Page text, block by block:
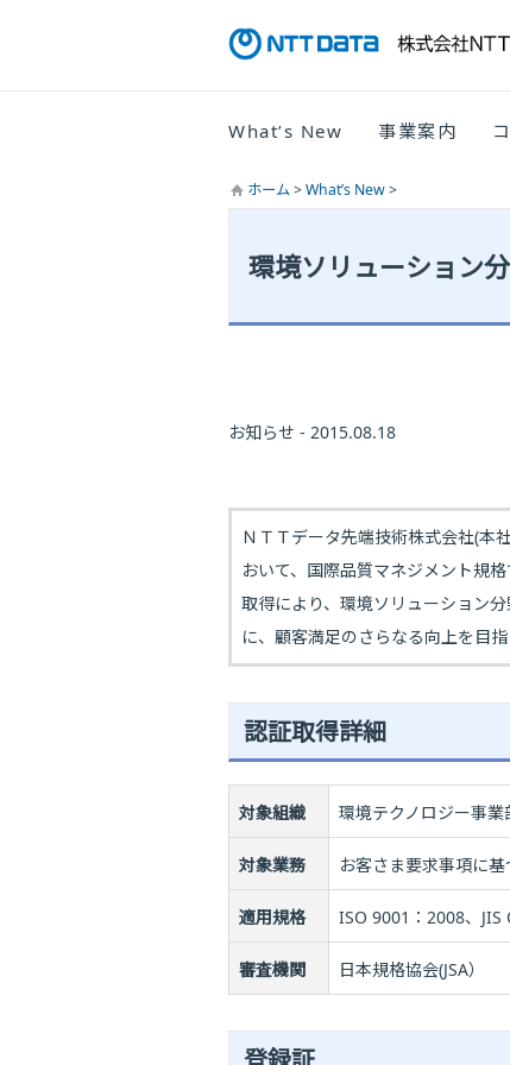
What’s New 事業案内
ホーム>What’s New>
環境ソリューション
お知らせ - 2015.08.18
ＮＴＴデータ先端技術株式会社(本
おいて、国際品質マネジメント規
取得により、環境ソリューション
に、顧客満足のさらなる向上を目指
認証取得詳細
対象組織 環境テクノロジー事業
対象業務 お客さま要求事項に
適用規格 ISO 9001：2008、
審査機関 日本規格協会(JSA）